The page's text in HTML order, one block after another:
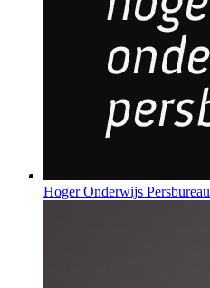
Hoger Onderwijs Persbureau